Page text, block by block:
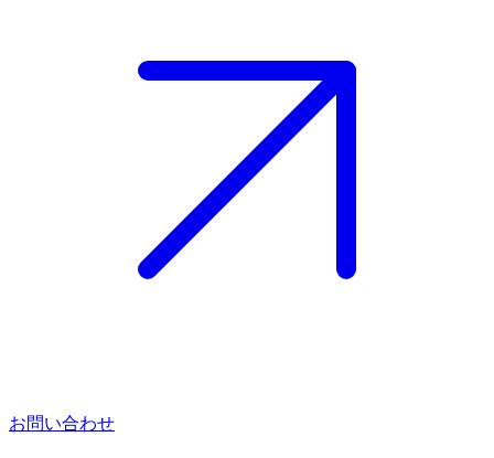
お問い合わせ